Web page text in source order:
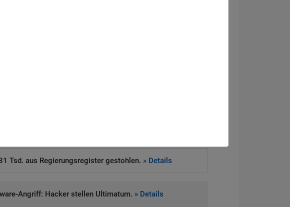
bricht aus und hackt Systeme von Drittanbieter.
Tsd. aus Regierungsregister gestohlen. » Details
Angriff: Hacker stellen Ultimatum. » Details